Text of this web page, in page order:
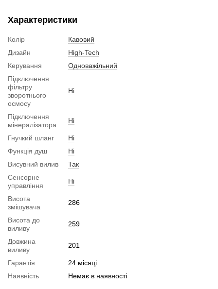
Характеристики
Колір
Кавовий
Дизайн
High-Tech
Керування
Одноважільний
Підключення
фільтру
зворотнього
осмосу
Ні
Підключення
мінералізатора
Ні
Гнучкий шланг
Ні
Функція душ
Ні
Висувний вилив
Так
Сенсорне
управління
Ні
Висота
змішувача
286
Висота до
виливу
259
Довжина
виливу
201
Гарантія
24 місяці
Наявність
Немає в наявності